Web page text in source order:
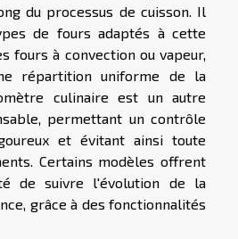
du processus de cuisson. Il
de fours adaptés à cette
fours à convection ou vapeur,
répartition uniforme de la
culinaire est un autre
permettant un contrôle
et évitant ainsi toute
Certains modèles offrent
de suivre l'évolution de la
grâce à des fonctionnalités